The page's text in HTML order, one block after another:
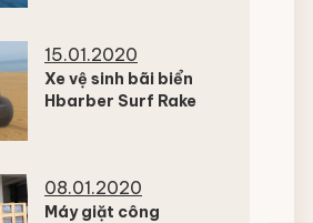
15.01.2020
Xe vệ sinh bãi biển
Hbarber Surf Rake
08.01.2020
Máy giặt công